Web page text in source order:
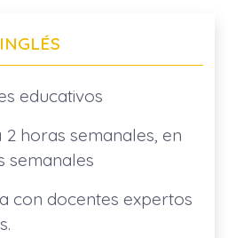
INGLÉS
educativos
2 horas semanales, en
semanales
con docentes expertos